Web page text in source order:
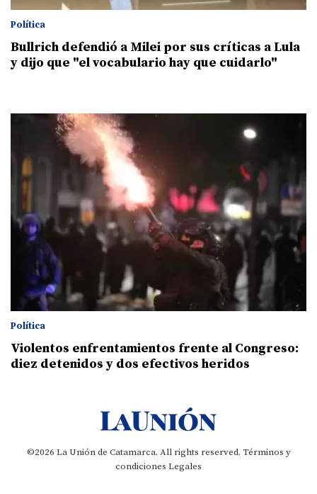
Política
Bullrich defendió a Milei por sus críticas a Lula
y dijo que "el vocabulario hay que cuidarlo"
Política
Violentos enfrentamientos frente al Congreso:
diez detenidos y dos efectivos heridos
©2026 La Unión de Catamarca. All rights reserved. Términos y
condiciones Legales